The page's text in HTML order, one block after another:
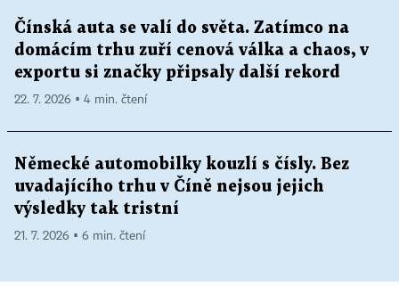
Čínská auta se valí do světa. Zatímco na
domácím trhu zuří cenová válka a chaos, v
exportu si značky připsaly další rekord
22. 7. 2026 ▪ 4 min. čtení
Německé automobilky kouzlí s čísly. Bez
uvadajícího trhu v Číně nejsou jejich
výsledky tak tristní
21. 7. 2026 ▪ 6 min. čtení